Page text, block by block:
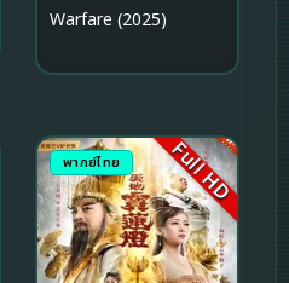
Warfare (2025)
พากย์ไทย Full HD